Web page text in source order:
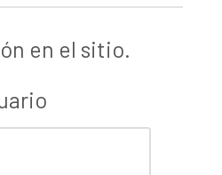
en el sitio.